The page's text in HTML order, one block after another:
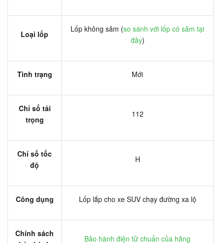
Loại lốp
Lốp không săm (so sánh với lốp có săm tại
đây)
Tình trạng Mới
Chỉ số tải
trọng
112
Chỉ số tốc
độ
H
Công dụng Lốp lắp cho xe SUV chạy đường xa lộ
Chính sách
Bảo hành điện tử chuẩn của hãng